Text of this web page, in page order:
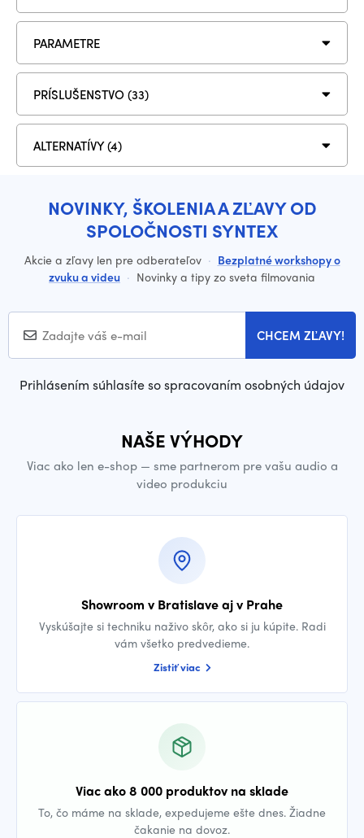
PARAMETRE
PRÍSLUŠENSTVO (33)
ALTERNATÍVY (4)
NOVINKY, ŠKOLENIA A ZĽAVY OD
SPOLOČNOSTI SYNTEX
Akcie a zľavy len pre odberateľov · Bezplatné workshopy o
zvuku a videu · Novinky a tipy zo sveta filmovania
CHCEM ZĽAVY!
Prihlásením súhlasíte so spracovaním osobných údajov
NAŠE VÝHODY
Viac ako len e-shop — sme partnerom pre vašu audio a
video produkciu
Showroom v Bratislave aj v Prahe
Vyskúšajte si techniku naživo skôr, ako si ju kúpite. Radi
vám všetko predvedieme.
Zistiť viac
Viac ako 8 000 produktov na sklade
To, čo máme na sklade, expedujeme ešte dnes. Žiadne
čakanie na dovoz.